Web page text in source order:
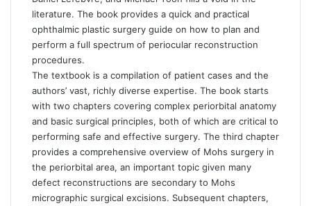
literature. The book provides a quick and practical
ophthalmic plastic surgery guide on how to plan and
perform a full spectrum of periocular reconstruction
procedures.
The textbook is a compilation of patient cases and the
authors’ vast, richly diverse expertise. The book starts
with two chapters covering complex periorbital anatomy
and basic surgical principles, both of which are critical to
performing safe and effective surgery. The third chapter
provides a comprehensive overview of Mohs surgery in
the periorbital area, an important topic given many
defect reconstructions are secondary to Mohs
micrographic surgical excisions. Subsequent chapters,